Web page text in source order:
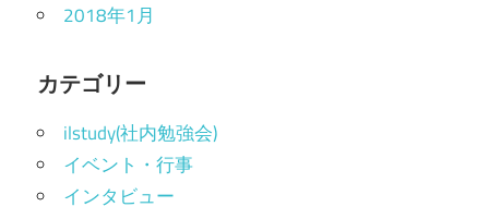
2018年1月
カテゴリー
ilstudy(社内勉強会)
イベント・行事
インタビュー